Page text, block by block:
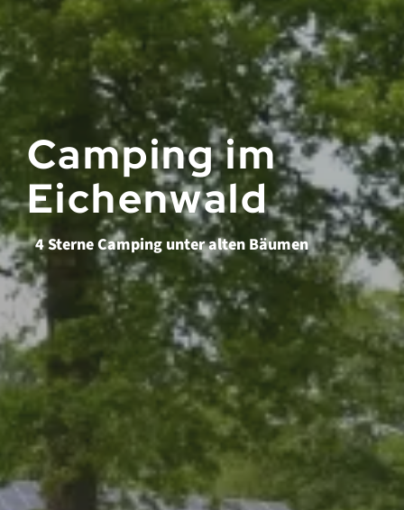
Camping im
Eichenwald
4 Sterne Camping unter alten Bäumen